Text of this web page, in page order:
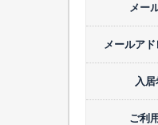
メー
メールアド
入
ご利